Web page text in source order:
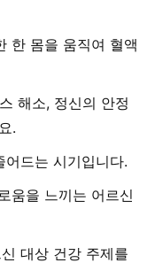
한 몸을 움직여 혈액
해소, 정신의 안정
.
어드는 시기입니다.
움을 느끼는 어르신
대상 건강 주제를